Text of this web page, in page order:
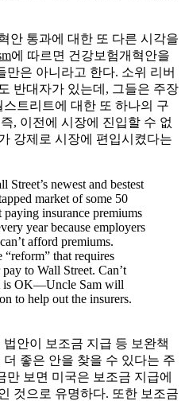
안 통과에 대한 또 다른 시각을
에 따르면 건강보험개혁안을
은 아니라고 한다. 소위 리버
반대자가 있는데, 그들은 주장
트리트에 대한 또 하나의 구
, 이전에 시장에 진입할 수 없
강제로 시장에 편입시켰다는
Street’s newest and bestest
market of some 50
insurance premiums
year because employers
afford premiums.
that requires
to Wall Street. Can’t
is OK—Uncle Sam will
to help out the insurers.
안이 보조금 지급 등 보완책
좋은 안을 찾을 수 있다는 주
보면 미국은 보조금 지급에
것으로 유명하다. 또한 보조금